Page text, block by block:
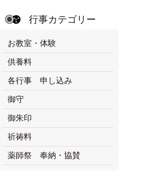
行事カテゴリー
お教室・体験
供養料
各行事 申し込み
御守
御朱印
祈祷料
薬師祭 奉納・協賛